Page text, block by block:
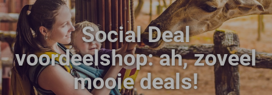
9,4
Ontdek 15.000+ deals
Social Deal
voordeelshop: ah, zoveel
mooie deals!